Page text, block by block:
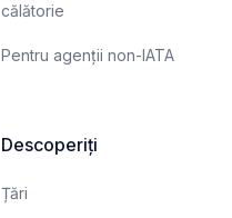
călătorie
Pentru agenții non-IATA
Descoperiți
Țări